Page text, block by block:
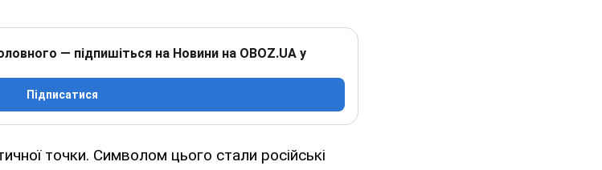
— підпишіться на Новини на OBOZ.UA у
Підписатися
точки. Символом цього стали російські